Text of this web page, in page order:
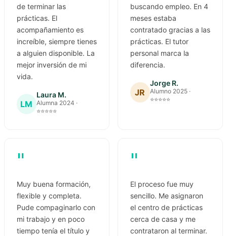
de terminar las
prácticas. El
acompañamiento es
increíble, siempre tienes
a alguien disponible. La
mejor inversión de mi
vida.
LM
Laura M.
Alumna 2024 ·
⭐⭐⭐⭐⭐
buscando empleo. En 4
meses estaba
contratado gracias a las
prácticas. El tutor
personal marca la
diferencia.
JR
Jorge R.
Alumno 2025 ·
⭐⭐⭐⭐⭐
"
Muy buena formación,
flexible y completa.
Pude compaginarlo con
mi trabajo y en poco
tiempo tenía el título y
"
El proceso fue muy
sencillo. Me asignaron
el centro de prácticas
cerca de casa y me
contrataron al terminar.